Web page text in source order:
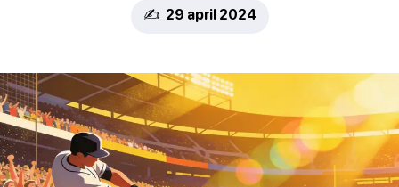
✍️ 29 april 2024